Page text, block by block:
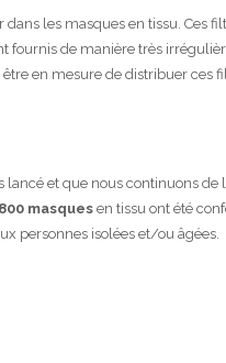
dans les masques en tissu. Ces
fournis de manière très
en mesure de distribuer ces
et que nous continuons de
800 masques en tissu ont été
personnes isolées et/ou âgées.